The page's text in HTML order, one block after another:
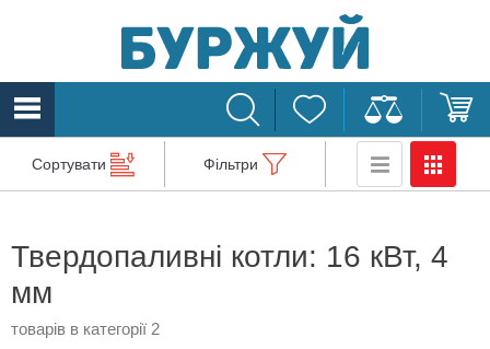
Сортувати Фільтри
Твердопаливні котли: 16 кВт, 4
мм
товарів в категорії 2